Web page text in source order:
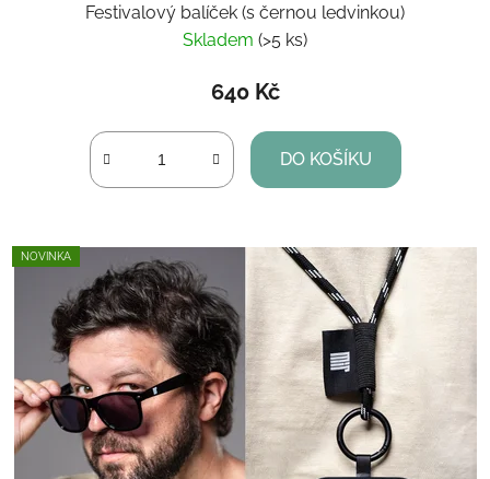
Festivalový balíček (s černou ledvinkou)
Skladem (>5 ks)
640 Kč
DO KOŠÍKU
NOVINKA